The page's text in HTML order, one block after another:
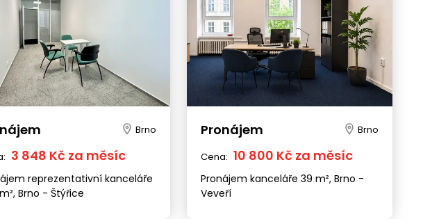
Brno
3 848 Kč za měsíc
reprezentativní kanceláře
Brno - Štýřice
Pronájem Brno
Cena: 10 800 Kč za měsíc
Pronájem kanceláře 39 m², Brno -
Veveří